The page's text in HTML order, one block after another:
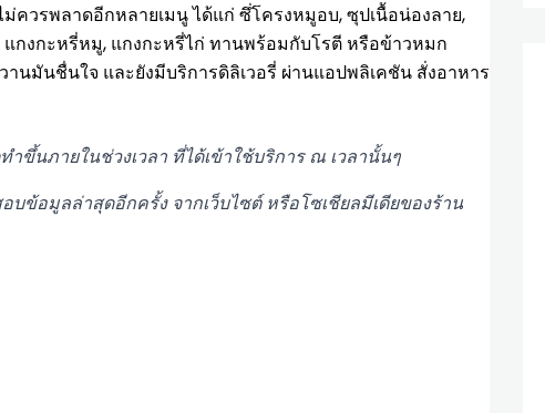
วรพลาดอีกหลายเมนู ได้แก่ ซึ่โครงหมูอบ, ซุปเนื้อน่องลาย,
กงกะหรี่หมู, แกงกะหรี่ไก่ ทานพร้อมกับโรตี หรือข้าวหมก
มันชื่นใจ และยังมีบริการดิลิเวอรี่ ผ่านแอปพลิเคชัน สั่งอาหาร
นภายในช่วงเวลา ที่ได้เข้าใช้บริการ ณ เวลานั้นๆ
ข้อมูลล่าสุดอีกครั้ง จากเว็บไซต์ หรือโซเชียลมีเดียของร้าน